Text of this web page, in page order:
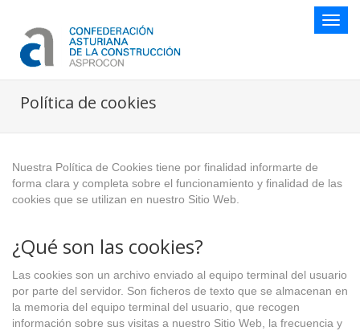
Botón
Política de cookies
Nuestra Política de Cookies tiene por finalidad informarte de
forma clara y completa sobre el funcionamiento y finalidad de las
cookies que se utilizan en nuestro Sitio Web.
¿Qué son las cookies?
Las cookies son un archivo enviado al equipo terminal del usuario
por parte del servidor. Son ficheros de texto que se almacenan en
la memoria del equipo terminal del usuario, que recogen
información sobre sus visitas a nuestro Sitio Web, la frecuencia y